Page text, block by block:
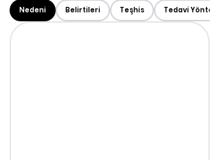
Nedeni Belirtileri Teşhis Tedavi Yöntemi